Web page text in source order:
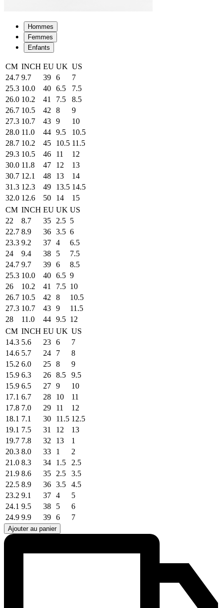
Hommes
Femmes
Enfants
CM INCH EU UK US
24.7 9.7 39 6
7
25.3 10.0 40 6.5
7.5
26.0 10.2 41 7.5
8.5
26.7 10.5 42 8
9
27.3 10.7 43 9
10
28.0 11.0 44 9.5
10.5
28.7 10.2 45 10.5 11.5
29.3 10.5 46 11
12
30.0 11.8 47 12
13
30.7 12.1 48 13
14
31.3 12.3 49 13.5 14.5
32.0 12.6 50 14
15
CM INCH EU UK US
22
8.7 35 2.5 5
22.7 8.9 36 3.5 6
23.3 9.2 37 4
6.5
24
9.4 38 5
7.5
24.7 9.7 39 6
8.5
25.3 10.0 40 6.5 9
26
10.2 41 7.5 10
26.7 10.5 42 8
10.5
27.3 10.7 43 9
11.5
28
11.0 44 9.5 12
CM INCH EU UK US
14.3 5.6 23 6
7
14.6 5.7 24 7
8
15.2 6.0 25 8
9
15.9 6.3 26 8.5
9.5
15.9 6.5 27 9
10
17.1 6.7 28 10
11
17.8 7.0 29 11
12
18.1 7.1 30 11.5 12.5
19.1 7.5 31 12
13
19.7 7.8 32 13
1
20.3 8.0 33 1
2
21.0 8.3 34 1.5
2.5
21.9 8.6 35 2.5
3.5
22.5 8.9 36 3.5
4.5
23.2 9.1 37 4
5
24.1 9.5 38 5
6
24.9 9.9 39 6 7
Ajouter au panier